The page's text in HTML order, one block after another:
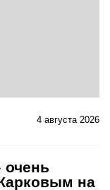
4 августа 2026
очень
на